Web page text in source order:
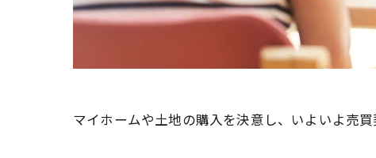
マイホームや土地の購入を決意し、いよいよ売